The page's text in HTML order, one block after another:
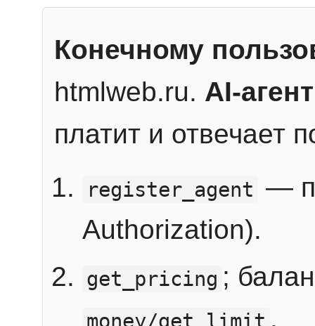
Конечному
htmlweb.ru. AI-агент
платит и отвечает
register_agent —
Authorization).
get_pricing ;
.